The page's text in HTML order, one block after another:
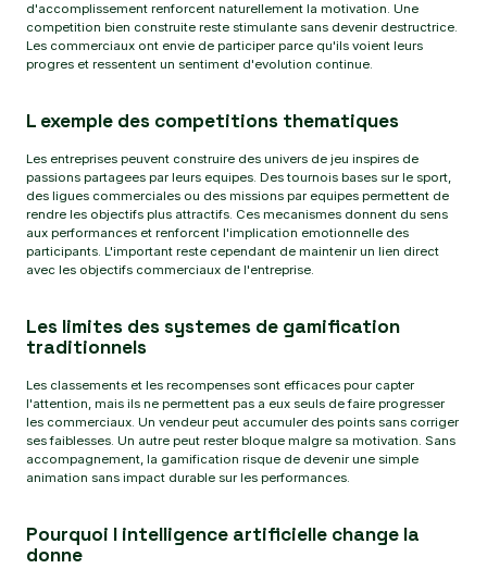
d'accomplissement renforcent naturellement la motivation. Une
competition bien construite reste stimulante sans devenir destructrice.
Les commerciaux ont envie de participer parce qu'ils voient leurs
progres et ressentent un sentiment d'evolution continue.
L exemple des competitions thematiques
Les entreprises peuvent construire des univers de jeu inspires de
passions partagees par leurs equipes. Des tournois bases sur le sport,
des ligues commerciales ou des missions par equipes permettent de
rendre les objectifs plus attractifs. Ces mecanismes donnent du sens
aux performances et renforcent l'implication emotionnelle des
participants. L'important reste cependant de maintenir un lien direct
avec les objectifs commerciaux de l'entreprise.
Les limites des systemes de gamification
traditionnels
Les classements et les recompenses sont efficaces pour capter
l'attention, mais ils ne permettent pas a eux seuls de faire progresser
les commerciaux. Un vendeur peut accumuler des points sans corriger
ses faiblesses. Un autre peut rester bloque malgre sa motivation. Sans
accompagnement, la gamification risque de devenir une simple
animation sans impact durable sur les performances.
Pourquoi l intelligence artificielle change la
donne